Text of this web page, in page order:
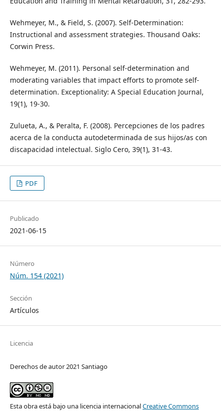
Wehmeyer, M., & Field, S. (2007). Self-Determination:
Instructional and assessment strategies. Thousand Oaks:
Corwin Press.
Wehmeyer, M. (2011). Personal self-determination and
moderating variables that impact efforts to promote self-
determination. Exceptionality: A Special Education Journal,
19(1), 19-30.
Zulueta, A., & Peralta, F. (2008). Percepciones de los padres
acerca de la conducta autodeterminada de sus hijos/as con
discapacidad intelectual. Siglo Cero, 39(1), 31-43.
PDF
Publicado
2021-06-15
Número
Núm. 154 (2021)
Sección
Artículos
Licencia
Derechos de autor 2021 Santiago
Esta obra está bajo una licencia internacionalCreative Commons